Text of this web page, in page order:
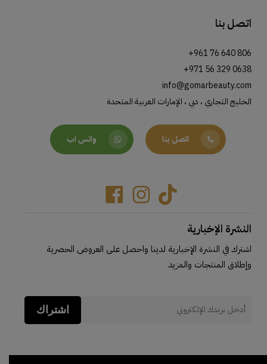
اتصل بنا
+961 76 640 806
+971 56 329 0638
info@gomarbeauty.com
الخليج التجاري ، دبي ، الإمارات العربية المتحدة
اتصل بنا واتس اب
FacebookInstagramTiktok
النشرة الإخبارية
اشترك في النشرة الإخبارية لدينا واحصل على العروض الحصرية
وإطلاق المنتجات والمزيد
اشتراك